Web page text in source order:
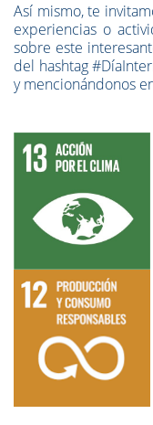
Así mismo, te
experiencias o
sobre este
del hashtag
y mencionándonos